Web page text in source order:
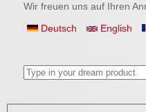
Wir freuen uns auf Ihren
Deutsch English